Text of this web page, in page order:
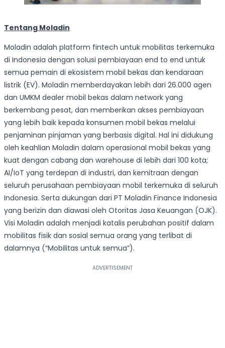
Tentang Moladin
Moladin adalah platform fintech untuk mobilitas terkemuka
di Indonesia dengan solusi pembiayaan end to end untuk
semua pemain di ekosistem mobil bekas dan kendaraan
listrik (EV). Moladin memberdayakan lebih dari 26.000 agen
dan UMKM dealer mobil bekas dalam network yang
berkembang pesat, dan memberikan akses pembiayaan
yang lebih baik kepada konsumen mobil bekas melalui
penjaminan pinjaman yang berbasis digital. Hal ini didukung
oleh keahlian Moladin dalam operasional mobil bekas yang
kuat dengan cabang dan warehouse di lebih dari 100 kota;
AI/IoT yang terdepan di industri, dan kemitraan dengan
seluruh perusahaan pembiayaan mobil terkemuka di seluruh
Indonesia. Serta dukungan dari PT Moladin Finance Indonesia
yang berizin dan diawasi oleh Otoritas Jasa Keuangan (OJK).
Visi Moladin adalah menjadi katalis perubahan positif dalam
mobilitas fisik dan sosial semua orang yang terlibat di
dalamnya (“Mobilitas untuk semua”).